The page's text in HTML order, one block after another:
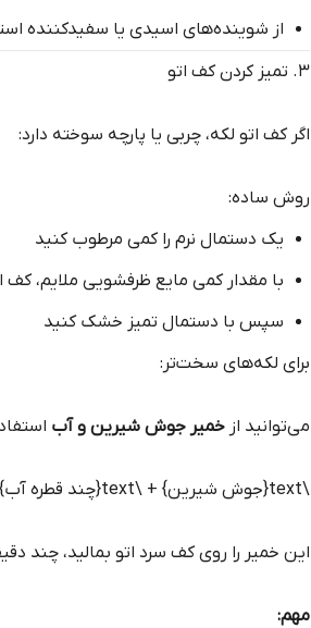
از شوینده‌های اسیدی یا سفیدکننده
3. تمیز کردن کف اتو
اگر کف اتو لکه، چربی یا پارچه سوخته دارد:
روش ساده:
یک دستمال نرم را کمی مرطوب کنید
با مقدار کمی مایع ظرفشویی ملایم، کف
سپس با دستمال تمیز خشک کنید
برای لکه‌های سخت‌تر:
می‌توانید از خمیر جوش شیرین و آب
\text{جوش شیرین} + \text{چند قطره آب} \rightarrow \text{خمیر نرم}
این خمیر را روی کف سرد اتو بمالید، چند
مهم: